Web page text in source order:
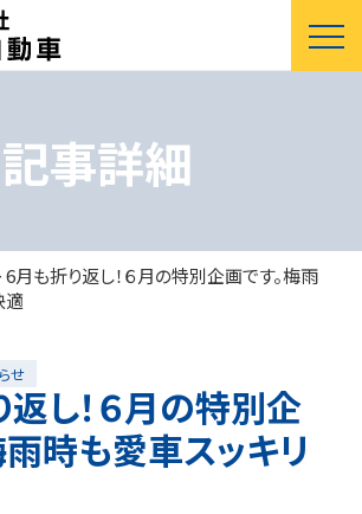
記事詳細
6月も折り返し！６月の特別企画です。梅雨
適
せ
し！６月の特別企
雨時も愛車スッキリ